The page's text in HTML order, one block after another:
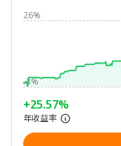
26%
-3%
+25.57%
年收益率